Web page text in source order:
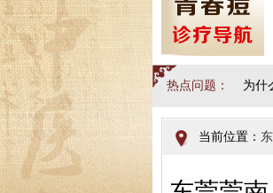
热点问题： 为什
当前位置：